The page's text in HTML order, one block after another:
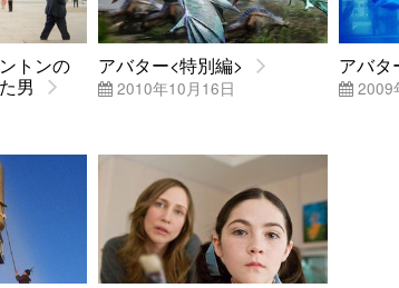
トンの
男
アバター<特別編>
2010年10月16日
アバタ
2009